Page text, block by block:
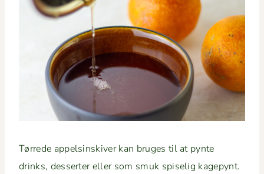
Tørrede appelsin­skiv­er kan bruges til at pynte
drinks, dessert­er eller som smuk spiselig kagepynt.